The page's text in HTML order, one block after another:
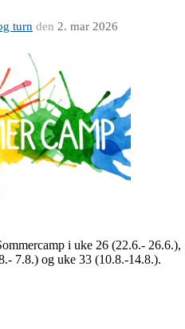
turn den 2. mar 2026
i uke 26 (22.6.- 26.6.),
7.8.) og uke 33 (10.8.-14.8.).